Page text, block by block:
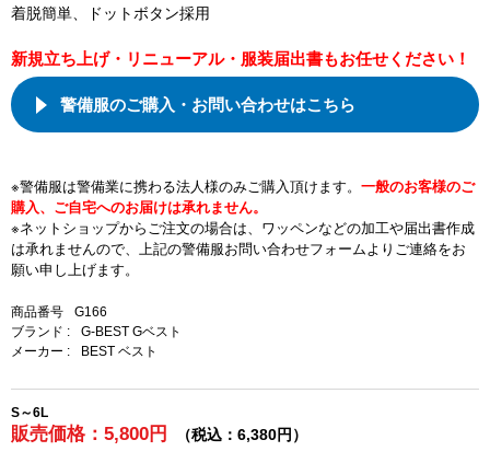
着脱簡単、ドットボタン採用
新規立ち上げ・リニューアル・服装届出書もお任せください！
警備服のご購入・お問い合わせはこちら
※警備服は警備業に携わる法人様のみご購入頂けます。 一般のお客様のご
購入、ご自宅へのお届けは承れません。
※ネットショップからご注文の場合は、ワッペンなどの加工や届出書作成
は承れませんので、上記の警備服お問い合わせフォームよりご連絡をお
願い申し上げます。
商品番号
G166
ブランド :
G-BEST Gベスト
メーカー :
BEST ベスト
S～6L
販売価格：5,800円 （税込：6,380円）